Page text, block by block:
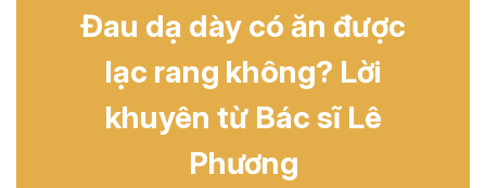
Đau dạ dày có ăn được
lạc rang không? Lời
khuyên từ Bác sĩ Lê
Phương